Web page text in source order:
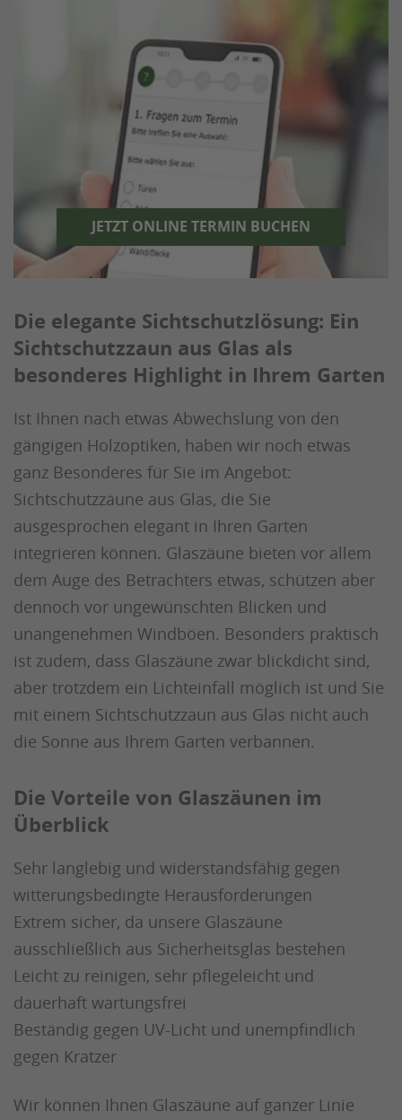
JETZT ONLINE TERMIN BUCHEN
Die elegante Sichtschutzlösung: Ein
Sichtschutzzaun aus Glas als
besonderes Highlight in Ihrem Garten
Ist Ihnen nach etwas Abwechslung von den
gängigen Holzoptiken, haben wir noch etwas
ganz Besonderes für Sie im Angebot:
Sichtschutzzäune aus Glas, die Sie
ausgesprochen elegant in Ihren Garten
integrieren können. Glaszäune bieten vor allem
dem Auge des Betrachters etwas, schützen aber
dennoch vor ungewünschten Blicken und
unangenehmen Windböen. Besonders praktisch
ist zudem, dass Glaszäune zwar blickdicht sind,
aber trotzdem ein Lichteinfall möglich ist und Sie
mit einem Sichtschutzzaun aus Glas nicht auch
die Sonne aus Ihrem Garten verbannen.
Die Vorteile von Glaszäunen im
Überblick
Sehr langlebig und widerstandsfähig gegen
witterungsbedingte Herausforderungen
Extrem sicher, da unsere Glaszäune
ausschließlich aus Sicherheitsglas bestehen
Leicht zu reinigen, sehr pflegeleicht und
dauerhaft wartungsfrei
Beständig gegen UV-Licht und unempfindlich
gegen Kratzer
Wir können Ihnen Glaszäune auf ganzer Linie